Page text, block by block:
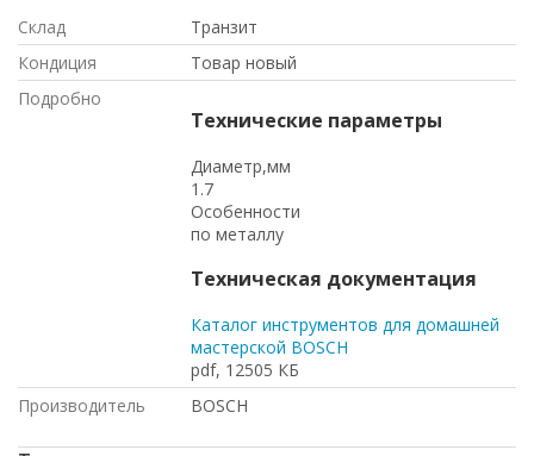
Склад
Транзит
Кондиция
Товар новый
Подробно
Технические параметры
Диаметр,мм
1.7
Особенности
по металлу
Техническая документация
Каталог инструментов для домашней
мастерской BOSCH
pdf, 12505 КБ
Производитель
BOSCH